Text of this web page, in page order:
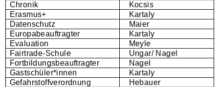
Chronik
Kocsis
Erasmus+
Kartaly
Datenschutz
Maier
Europabeauftragter
Kartaly
Evaluation
Meyle
Fairtrade-Schule
Ungar/ Nagel
Fortbildungsbeauftragter
Nagel
Gastschüler*innen
Kartaly
Gefahrstoffverordnung
Hebauer